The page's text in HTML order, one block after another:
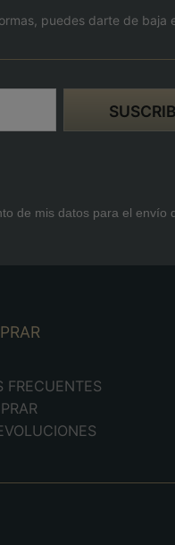
puedes darte de
de mis datos para el envío
FRECUENTES